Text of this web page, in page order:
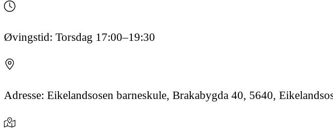
Øvingstid: Torsdag 17:00–19:30
Adresse: Eikelandsosen barneskule, Brakabygda 40, 5640,